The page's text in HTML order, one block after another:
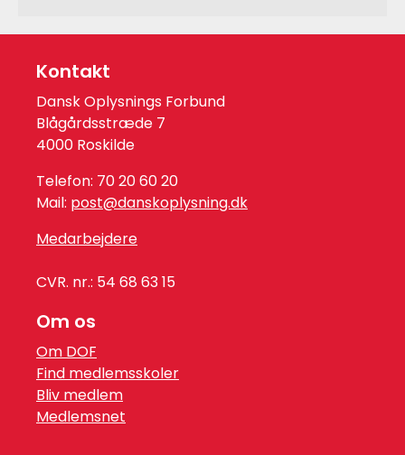
Kontakt
Dansk Oplysnings Forbund
Blågårdsstræde 7
4000 Roskilde
Telefon: 70 20 60 20
Mail: post@danskoplysning.dk
Medarbejdere
CVR. nr.: 54 68 63 15
Om os
Om DOF
Find medlemsskoler
Bliv medlem
Medlemsnet